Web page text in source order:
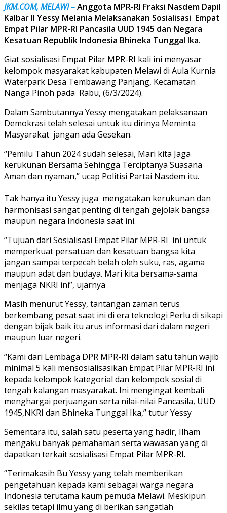
JKM.COM, MELAWI –Anggota MPR-RI Fraksi Nasdem Dapil
Kalbar II Yessy Melania Melaksanakan Sosialisasi Empat
Empat Pilar MPR-RI Pancasila UUD 1945 dan Negara
Kesatuan Republik Indonesia Bhineka Tunggal Ika.
Giat sosialisasi Empat Pilar MPR-RI kali ini menyasar
kelompok masyarakat kabupaten Melawi di Aula Kurnia
Waterpark Desa Tembawang Panjang, Kecamatan
Nanga Pinoh pada Rabu, (6/3/2024).
Dalam Sambutannya Yessy mengatakan pelaksanaan
Demokrasi telah selesai untuk itu dirinya Meminta
Masyarakat jangan ada Gesekan.
“Pemilu Tahun 2024 sudah selesai, Mari kita Jaga
kerukunan Bersama Sehingga Terciptanya Suasana
Aman dan nyaman,” ucap Politisi Partai Nasdem itu.
Tak hanya itu Yessy juga mengatakan kerukunan dan
harmonisasi sangat penting di tengah gejolak bangsa
maupun negara Indonesia saat ini.
“Tujuan dari Sosialisasi Empat Pilar MPR-RI ini untuk
memperkuat persatuan dan kesatuan bangsa kita
jangan sampai terpecah belah oleh suku, ras, agama
maupun adat dan budaya. Mari kita bersama-sama
menjaga NKRI ini”, ujarnya
Masih menurut Yessy, tantangan zaman terus
berkembang pesat saat ini di era teknologi Perlu di sikapi
dengan bijak baik itu arus informasi dari dalam negeri
maupun luar negeri.
“Kami dari Lembaga DPR MPR-RI dalam satu tahun wajib
minimal 5 kali mensosialisasikan Empat Pilar MPR-RI ini
kepada kelompok kategorial dan kelompok sosial di
tengah kalangan masyarakat. Ini mengingat kembali
menghargai perjuangan serta nilai-nilai Pancasila, UUD
1945,NKRI dan Bhineka Tunggal Ika,” tutur Yessy
Sementara itu, salah satu peserta yang hadir, Ilham
mengaku banyak pemahaman serta wawasan yang di
dapatkan terkait sosialisasi Empat Pilar MPR-RI.
“Terimakasih Bu Yessy yang telah memberikan
pengetahuan kepada kami sebagai warga negara
Indonesia terutama kaum pemuda Melawi. Meskipun
sekilas tetapi ilmu yang di berikan sangatlah